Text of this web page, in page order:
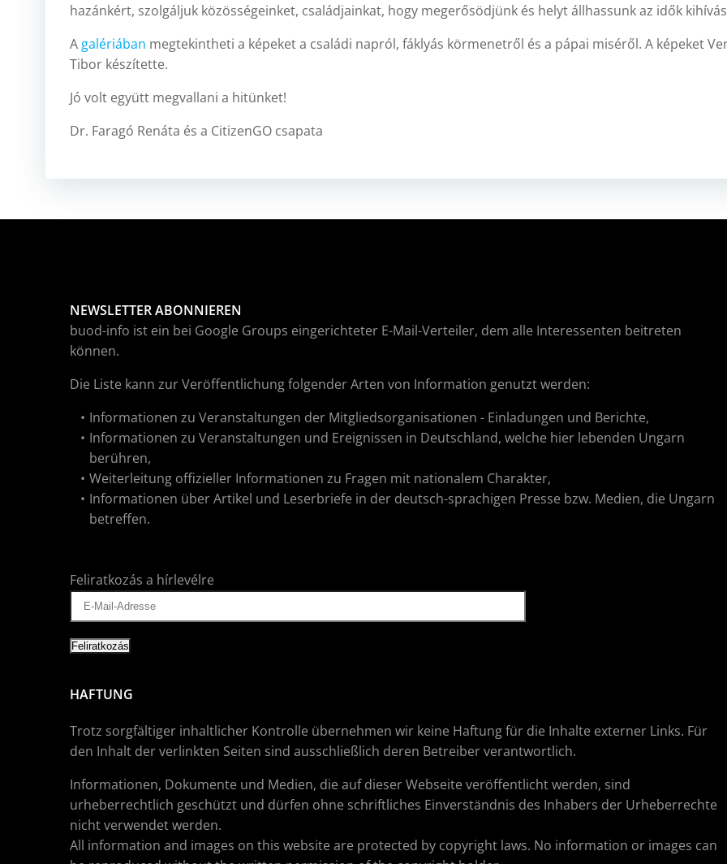
hazánkért, szolgáljuk közösségeinket, családjainkat, hogy megerősödjünk és helyt állhassunk az idők
A galériában megtekintheti a képeket a családi napról, fáklyás körmenetről és a pápai miséről. A képeket
Tibor készítette.
Jó volt együtt megvallani a hitünket!
Dr. Faragó Renáta és a CitizenGO csapata
NEWSLETTER ABONNIEREN
buod-info ist ein bei Google Groups eingerichteter E-Mail-Verteiler, dem alle Interessenten beitreten
können.
Die Liste kann zur Veröffentlichung folgender Arten von Information genutzt werden:
Informationen zu Veranstaltungen der Mitgliedsorganisationen - Einladungen und Berichte,
Informationen zu Veranstaltungen und Ereignissen in Deutschland, welche hier lebenden Ungarn
berühren,
Weiterleitung offizieller Informationen zu Fragen mit nationalem Charakter,
Informationen über Artikel und Leserbriefe in der deutsch-sprachigen Presse bzw. Medien, die Ungarn
betreffen.
Feliratkozás a hírlevélre
HAFTUNG
Trotz sorgfältiger inhaltlicher Kontrolle übernehmen wir keine Haftung für die Inhalte externer Links. Für
den Inhalt der verlinkten Seiten sind ausschließlich deren Betreiber verantwortlich.
Informationen, Dokumente und Medien, die auf dieser Webseite veröffentlicht werden, sind
urheberrechtlich geschützt und dürfen ohne schriftliches Einverständnis des Inhabers der Urheberrechte
nicht verwendet werden.
All information and images on this website are protected by copyright laws. No information or images can